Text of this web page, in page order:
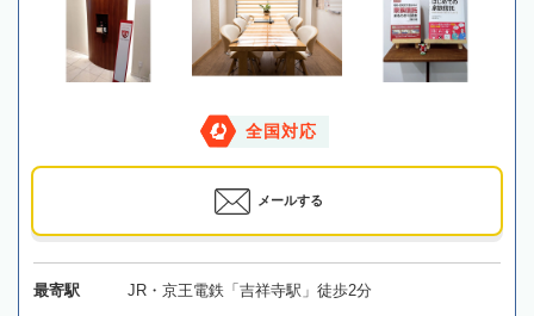
全国対応
メールする
最寄駅 JR・京王電鉄「吉祥寺駅」徒歩2分